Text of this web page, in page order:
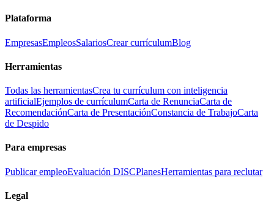
Plataforma
EmpresasEmpleosSalariosCrear currículumBlog
Herramientas
Todas las herramientasCrea tu currículum con inteligencia
artificialEjemplos de currículumCarta de RenunciaCarta de
RecomendaciónCarta de PresentaciónConstancia de TrabajoCarta
de Despido
Para empresas
Publicar empleoEvaluación DISCPlanesHerramientas para reclutar
Legal